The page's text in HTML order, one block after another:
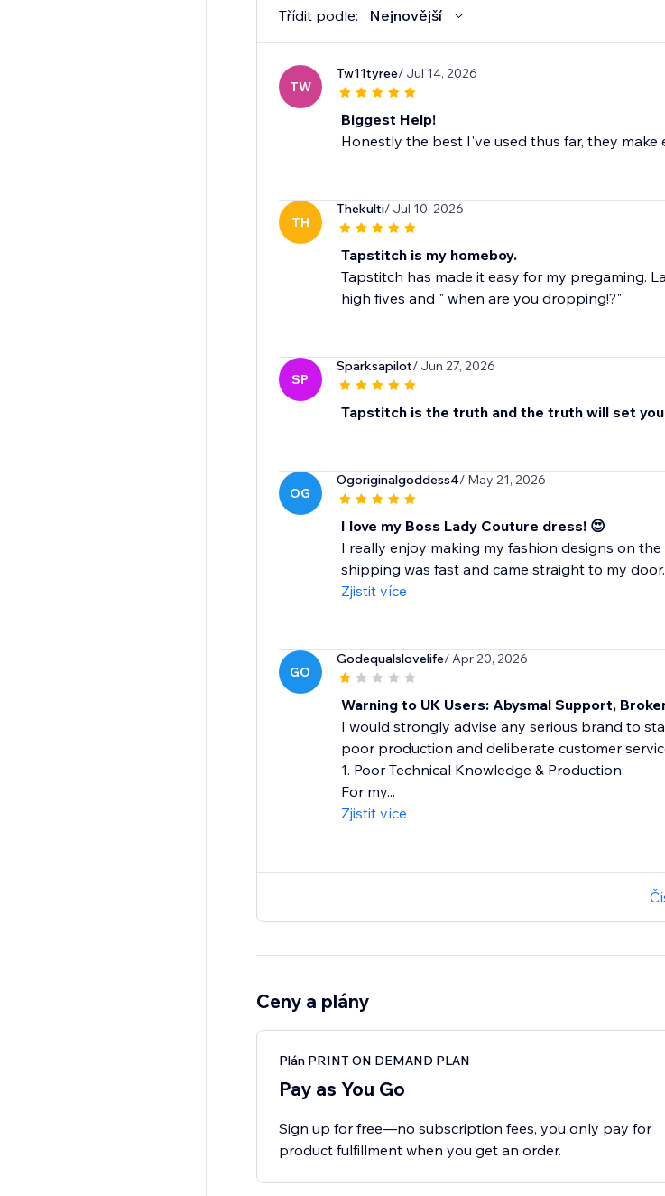
Třídit podle: Nejnovější
TW
Tw11tyree/ Jul 14, 2026
Biggest Help!
Honestly the best I've used thus far, they make
TH
Thekulti/ Jul 10, 2026
Tapstitch is my homeboy.
Tapstitch has made it easy for my pregaming.
high fives and " when are you dropping!?"
SP
Sparksapilot/ Jun 27, 2026
Tapstitch is the truth and the truth will set
OG
Ogoriginalgoddess4/ May 21, 2026
I love my Boss Lady Couture dress! 😍
I really enjoy making my fashion designs on
shipping was fast and came straight to my
Zjistit více
GO
Godequalslovelife/ Apr 20, 2026
Warning to UK Users: Abysmal Support,
I would strongly advise any serious brand to
poor production and deliberate customer
1. Poor Technical Knowledge & Production:
For my...
Zjistit více
Ceny a plány
Plán PRINT ON DEMAND PLAN
Pay as You Go
Sign up for free—no subscription fees, you only pay for
product fulfillment when you get an order.